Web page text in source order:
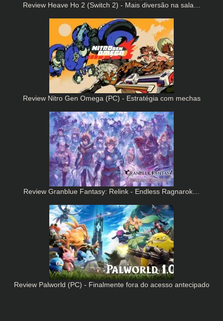
Review Heave Ho 2 (Switch 2) - Mais diversão na sala…
Review Nitro Gen Omega (PC) - Estratégia com mechas
Review Granblue Fantasy: Relink - Endless Ragnarok…
Review Palworld (PC) - Finalmente fora do acesso antecipado